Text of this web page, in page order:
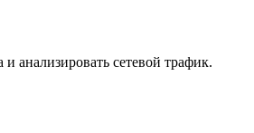
анализировать сетевой трафик.